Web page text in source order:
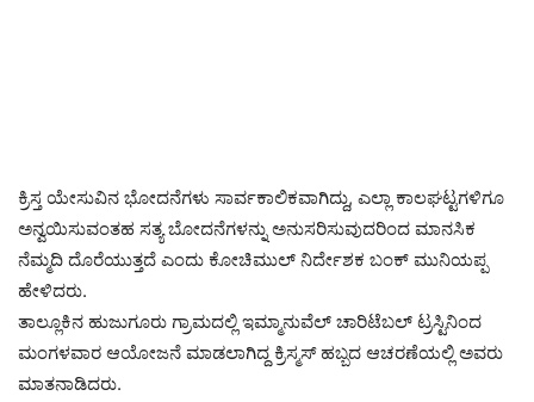
ಕ್ರಿಸ್ತ ಯೇಸುವಿನ ಭೋದನೆಗಳು ಸಾರ್ವಕಾಲಿಕವಾಗಿದ್ದು, ಎಲ್ಲಾ ಕಾಲಘಟ್ಟಗಳಿಗೂ
ಅನ್ವಯಿಸುವಂತಹ ಸತ್ಯ ಬೋದನೆಗಳನ್ನು ಅನುಸರಿಸುವುದರಿಂದ ಮಾನಸಿಕ
ನೆಮ್ಮದಿ ದೊರೆಯುತ್ತದೆ ಎಂದು ಕೋಚಿಮುಲ್ ನಿರ್ದೇಶಕ ಬಂಕ್ ಮುನಿಯಪ್ಪ
ಹೇಳಿದರು.
ತಾಲ್ಲೂಕಿನ ಹುಜುಗೂರು ಗ್ರಾಮದಲ್ಲಿ ಇಮ್ಮಾನುವೆಲ್ ಚಾರಿಟೆಬಲ್ ಟ್ರಸ್ಟಿನಿಂದ
ಮಂಗಳವಾರ ಆಯೋಜನೆ ಮಾಡಲಾಗಿದ್ದ ಕ್ರಿಸ್ಮಸ್ ಹಬ್ಬದ ಆಚರಣೆಯಲ್ಲಿ ಅವರು
ಮಾತನಾಡಿದರು.